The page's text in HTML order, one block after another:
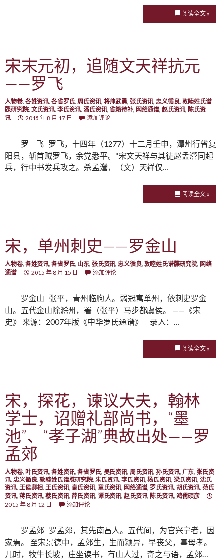
阅读全文 »
宋末元初，追随文天祥抗元
——罗飞
人物卷, 各姓资讯, 各省罗氏, 周氏资讯, 将帅武勇, 张氏资讯, 忠义循良, 敦睦姓氏谱
牒研究院, 文氏资讯, 李氏资讯, 潘氏资讯, 省籍待补, 网络通谱, 赵氏资讯, 陈氏资
讯
2015 年 8 月 17 日 添加评论
罗 飞 罗飞，十四年（1277）十二月壬申，潭州行省复
阳县，斩首贼罗飞，余党悉平。“宋文天祥与其徒赵孟瀯同起
兵，行中书发兵攻之。杀孟瀯，（文）天祥仅…
阅读全文 »
宋，单州刺史——罗金山
人物卷, 各姓资讯, 各省罗氏, 山东, 张氏资讯, 忠义循良, 敦睦姓氏谱牒研究院, 网络
通谱
2015 年 8 月 15 日 添加评论
罗金山 张平，青州临朐人。弱冠寓单州，依刺史罗金
山。五代金山除滁州，署（张平）马步都虞侯。 ——《宋
史》 来源：2007年版《中华罗氏通谱》 录入：…
阅读全文 »
宋，探花，谏议大夫，翰林
学士，诏赠礼部尚书，“墨
池”、“孝子湖”典故出处——罗
孟郊
人物卷, 叶氏资讯, 各姓资讯, 各省罗氏, 吴氏资讯, 周氏资讯, 孙氏资讯, 广东, 张氏资
讯, 忠义循良, 敦睦姓氏谱牒研究院, 朱氏资讯, 李氏资讯, 杨氏资讯, 梁氏资讯, 沈氏
资讯, 王侯卿相, 王氏资讯, 秦氏资讯, 童氏资讯, 网络通谱, 罗氏资讯, 胡氏资讯, 范氏
资讯, 蒋氏资讯, 蔡氏资讯, 薛氏资讯, 谭氏资讯, 赵氏资讯, 陈氏资讯, 鸿儒硕彦
2015 年 8 月 12 日
添加评论
罗孟郊 罗孟郊，其先南昌人。五代间，为官兴宁者，因
家焉。 至宋景德中，孟郊生，生而颖异，早丧父，事母孝。
儿时，牧牛长坡，庄坐读书，有山人过，奇之与语，孟郊…